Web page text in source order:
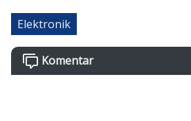
Elektronik
Komentar